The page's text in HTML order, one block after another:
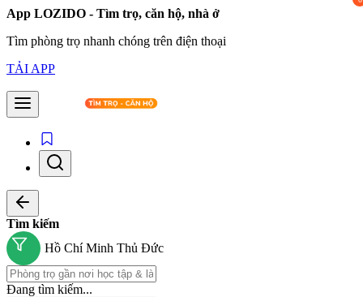
App LOZIDO - Tìm trọ, căn hộ, nhà ở
Tìm phòng trọ nhanh chóng trên điện thoại
TẢI APP
Tìm kiếm
Hồ Chí Minh Thủ Đức
Đang tìm kiếm...